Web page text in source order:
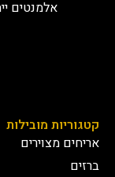
אלמנטים
קטגוריות מובילות
אריחים מצוירים
ברזים